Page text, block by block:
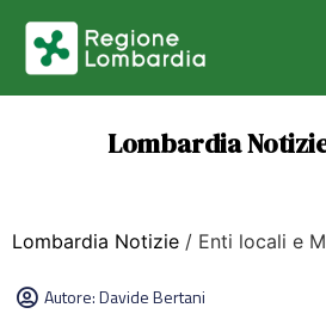
Lombardia
Lombardia Notizie / Enti locali e
Autore:Davide Bertani